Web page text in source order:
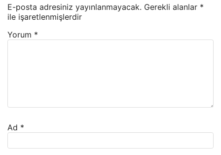
E-posta adresiniz yayınlanmayacak. Gerekli alanlar *
ile işaretlenmişlerdir
Yorum *
Ad *